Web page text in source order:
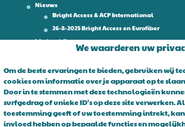
We waarderen uw
Om de beste ervaringen te bieden, gebruiken wij
cookies om informatie over je apparaat op te
Door in te stemmen met deze technologieën
surfgedrag of unieke ID's op deze site verwerken.
toestemming geeft of uw toestemming intrekt,
invloed hebben op bepaalde functies en
Nieuws
Bright Access & ACP International
26-8-2025 Bright Access en Eurofiber
Werken bij
Over Bright Access
Glasvezel voor ondernemers. Al 15 jaar is Bright
leverancier voor ondernemend Nederland. Bright